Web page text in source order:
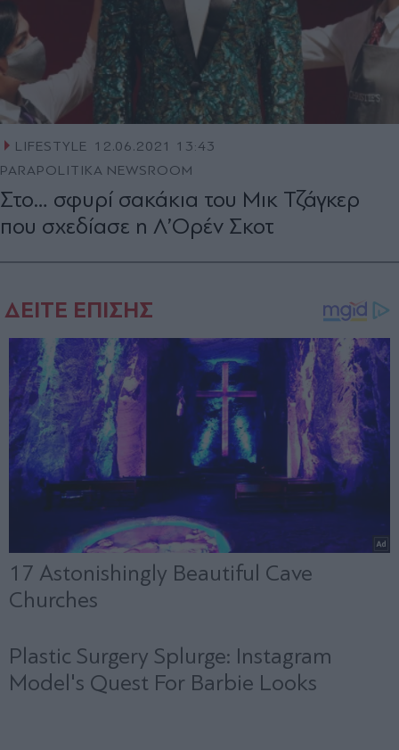
LIFESTYLE 12.06.2021 13:43
PARAPOLITIKA NEWSROOM
Στο… σφυρί σακάκια του Μικ Τζάγκερ
που σχεδίασε η Λ’Ορέν Σκοτ